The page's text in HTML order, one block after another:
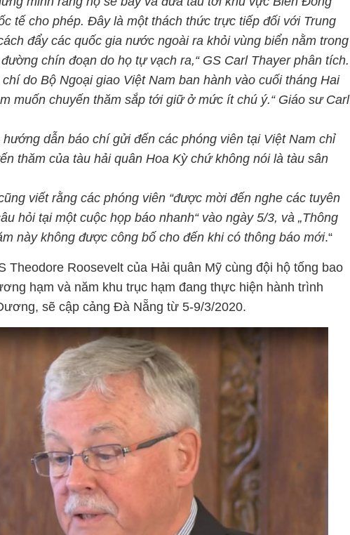
tế cho phép. Đây là một thách thức trực tiếp đối với Trung
đẩy các quốc gia nước ngoài ra khỏi vùng biển nằm trong
chín đoạn do họ tự vạch ra,“ GS Carl Thayer phân tích.
do Bộ Ngoại giao Việt Nam ban hành vào cuối tháng Hai
muốn chuyến thăm sắp tới giữ ở mức ít chú ý.“ Giáo sư Carl
dẫn báo chí gửi đến các phóng viên tại Việt Nam chỉ
thăm của tàu hải quân Hoa Kỳ chứ không nói là tàu sân
viết rằng các phóng viên “được mời đến nghe các tuyên
hỏi tại một cuộc họp báo nhanh“ vào ngày 5/3, và „Thông
này không được công bố cho đến khi có thông báo mới.“
Theodore Roosevelt của Hải quân Mỹ cùng đội hộ tống bao
hạm và năm khu trục hạm đang thực hiện hành trình
sẽ cập cảng Đà Nẵng từ 5-9/3/2020.